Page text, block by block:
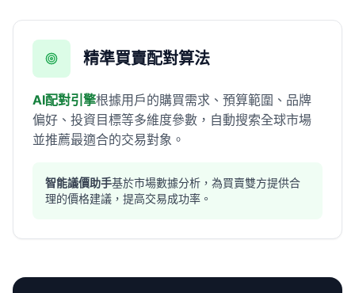
精準買賣配對算法
AI配對引擎根據用戶的購買需求、預算範圍、品牌
偏好、投資目標等多維度參數，自動搜索全球市場
並推薦最適合的交易對象。
智能議價助手基於市場數據分析，為買賣雙方提供合
理的價格建議，提高交易成功率。